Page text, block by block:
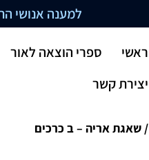
למענה אנושי התקשרו
ראשי
ספרי הוצאה לאור
יצירת קשר
/ שאגת אריה – ב כרכים